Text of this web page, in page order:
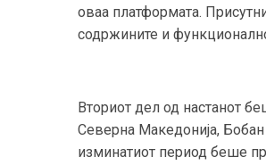
оваа платформата.
содржините и
Вториот дел од настанот
Северна Македонија,
изминатиот период беше